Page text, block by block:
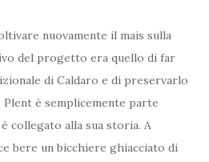
nuovamente il mais sulla
del progetto era quello di far
di Caldaro e di preservarlo
è semplicemente parte
collegato alla sua storia. A
bere un bicchiere ghiacciato di